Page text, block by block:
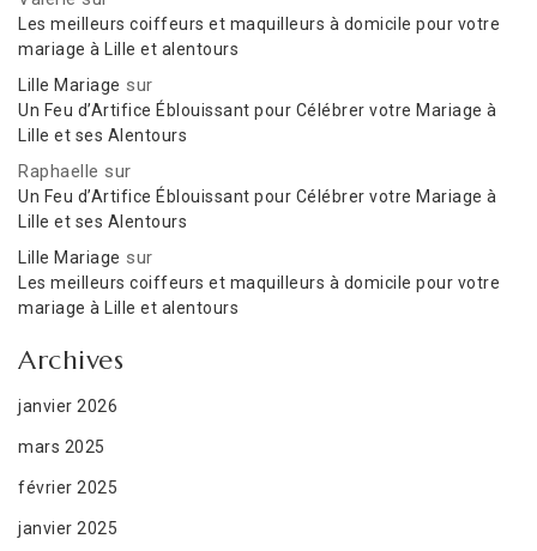
Les meilleurs coiffeurs et maquilleurs à domicile pour votre
mariage à Lille et alentours
Lille Mariage sur
Un Feu d’Artifice Éblouissant pour Célébrer votre Mariage à
Lille et ses Alentours
Raphaelle sur
Un Feu d’Artifice Éblouissant pour Célébrer votre Mariage à
Lille et ses Alentours
Lille Mariage sur
Les meilleurs coiffeurs et maquilleurs à domicile pour votre
mariage à Lille et alentours
Archives
janvier 2026
mars 2025
février 2025
janvier 2025